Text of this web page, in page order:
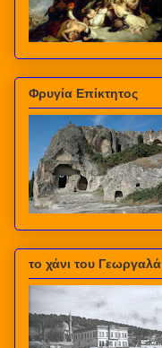
Φρυγία Επίκτητος
το χάνι του Γεωργαλά